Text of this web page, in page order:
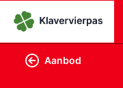
Aanbod